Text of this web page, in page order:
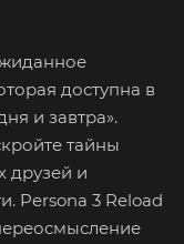
доступна в
и завтра».
тайны
друзей и
Persona 3 Reload